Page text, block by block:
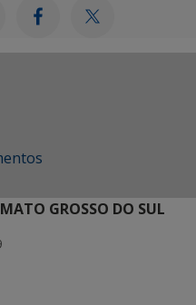
GROSSO DO SUL